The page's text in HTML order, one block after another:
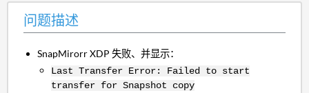
问题描述
SnapMirorr XDP 失败、并显示：
Last Transfer Error: Failed to start
transfer for Snapshot copy